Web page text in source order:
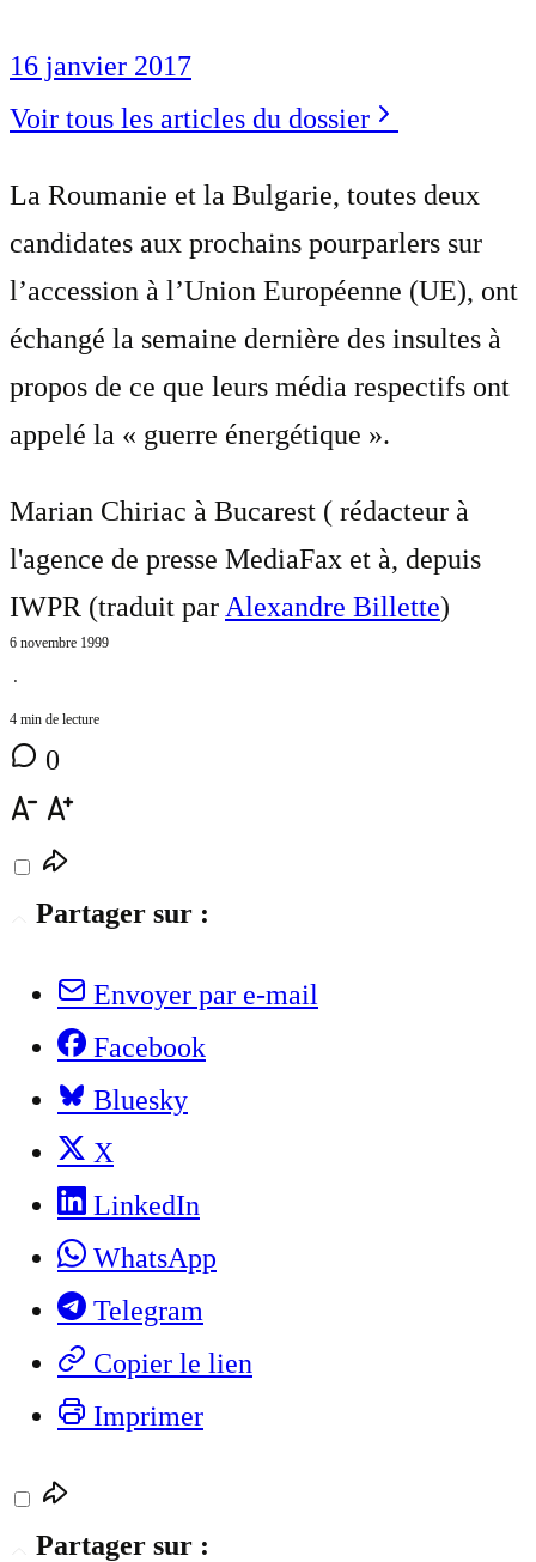
16 janvier 2017
Voir tous les articles du dossier
La Roumanie et la Bulgarie, toutes deux
candidates aux prochains pourparlers sur
l’accession à l’Union Européenne (UE), ont
échangé la semaine dernière des insultes à
propos de ce que leurs média respectifs ont
appelé la « guerre énergétique ».
Marian Chiriac à Bucarest ( rédacteur à
l'agence de presse MediaFax et à, depuis
IWPR (traduit par Alexandre Billette)
6 novembre 1999
⋅
4 min de lecture
0
Partager sur :
Envoyer par e-mail
Facebook
Bluesky
X
LinkedIn
WhatsApp
Telegram
Copier le lien
Imprimer
Partager sur :